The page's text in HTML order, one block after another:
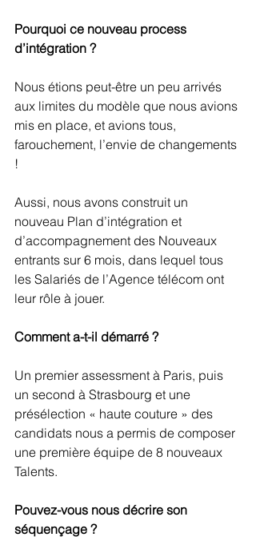
Pourquoi ce nouveau process
d’intégration ?
Nous étions peut-être un peu arrivés
aux limites du modèle que nous avions
mis en place, et avions tous,
farouchement, l’envie de changements
!
Aussi, nous avons construit un
nouveau Plan d’intégration et
d’accompagnement des Nouveaux
entrants sur 6 mois, dans lequel tous
les Salariés de l’Agence télécom ont
leur rôle à jouer.
Comment a-t-il démarré ?
Un premier assessment à Paris, puis
un second à Strasbourg et une
présélection « haute couture » des
candidats nous a permis de composer
une première équipe de 8 nouveaux
Talents.
Pouvez-vous nous décrire son
séquençage ?